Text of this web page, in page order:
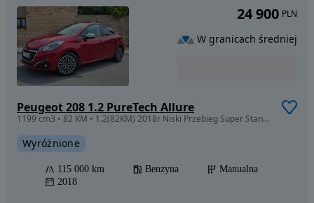
Peugeot 208 1.2 PureTech Allure
1199 cm3 • 82 KM • 1.2(82KM) 2018r Niski Przebieg Super Stan Nowy Rozrząd
Wyróżnione
115 000 km Benzyna
Manualna
2018
24 900 PLN
W granicach średniej